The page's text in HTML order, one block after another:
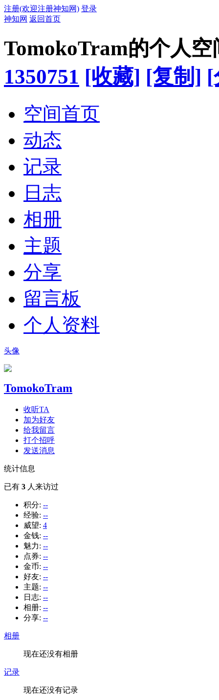
注册(欢迎注册神知网) 登录
神知网 返回首页
TomokoTram的个人空
1350751 [收藏] [复制] [
空间首页
动态
记录
日志
相册
主题
分享
留言板
个人资料
头像
TomokoTram
收听TA
加为好友
给我留言
打个招呼
发送消息
统计信息
已有 3 人来访过
积分: --
经验: --
威望: 4
金钱: --
魅力: --
点券: --
金币: --
好友: --
主题: --
日志: --
相册: --
分享: --
相册
现在还没有相册
记录
现在还没有记录